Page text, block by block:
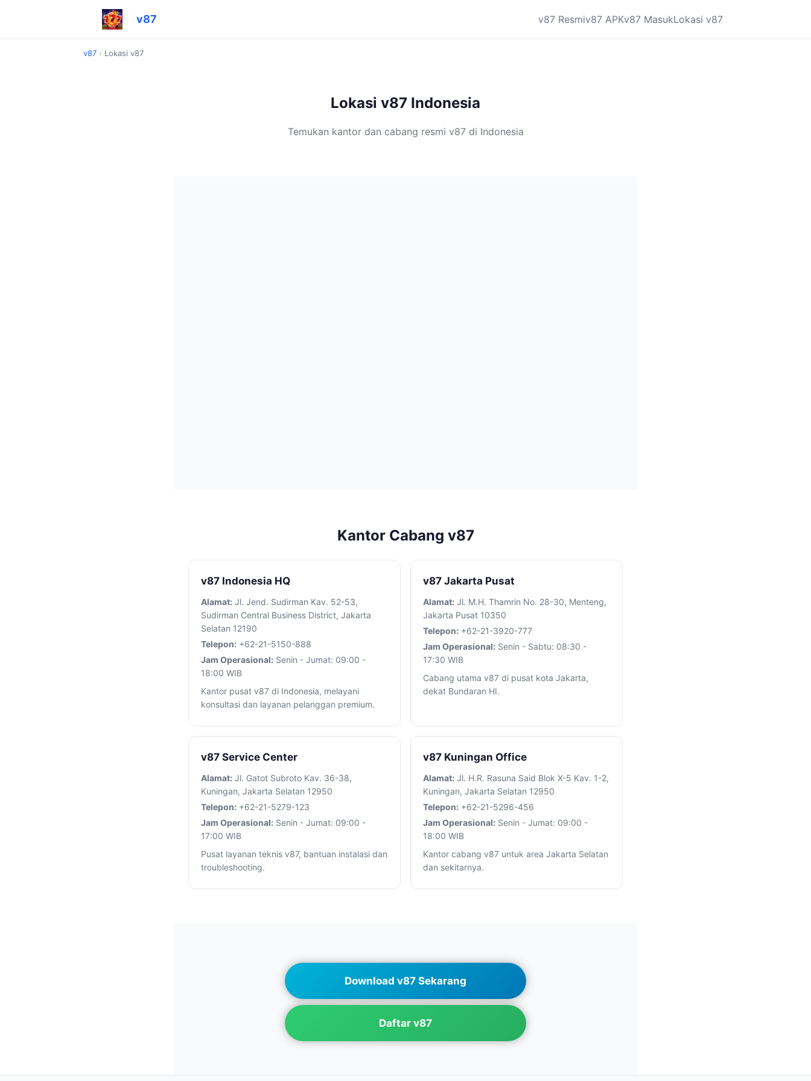
v87 v87 Resmiv87 APKv87 MasukLokasi v87
v87 › Lokasi v87
Lokasi v87 Indonesia
Temukan kantor dan cabang resmi v87 di Indonesia
Kantor Cabang v87
v87 Indonesia HQ
Alamat: Jl. Jend. Sudirman Kav. 52-53,
Sudirman Central Business District, Jakarta
Selatan 12190
Telepon: +62-21-5150-888
Jam Operasional: Senin - Jumat: 09:00 -
18:00 WIB
Kantor pusat v87 di Indonesia, melayani
konsultasi dan layanan pelanggan premium.
v87 Jakarta Pusat
Alamat: Jl. M.H. Thamrin No. 28-30, Menteng,
Jakarta Pusat 10350
Telepon: +62-21-3920-777
Jam Operasional: Senin - Sabtu: 08:30 -
17:30 WIB
Cabang utama v87 di pusat kota Jakarta,
dekat Bundaran HI.
v87 Service Center
Alamat: Jl. Gatot Subroto Kav. 36-38,
Kuningan, Jakarta Selatan 12950
Telepon: +62-21-5279-123
Jam Operasional: Senin - Jumat: 09:00 -
17:00 WIB
Pusat layanan teknis v87, bantuan instalasi dan
troubleshooting.
v87 Kuningan Office
Alamat: Jl. H.R. Rasuna Said Blok X-5 Kav. 1-2,
Kuningan, Jakarta Selatan 12950
Telepon: +62-21-5296-456
Jam Operasional: Senin - Jumat: 09:00 -
18:00 WIB
Kantor cabang v87 untuk area Jakarta Selatan
dan sekitarnya.
Download v87 Sekarang
Daftar v87